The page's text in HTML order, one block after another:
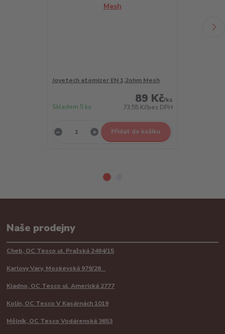
Joyetech atomizer EN 1,2ohm Mesh
89 Kč/ks
73,55 Kčbez DPH
Skladem 5 ks
Přidat do košíku
Naše prodejny
Cheb, OC Tesco ul. Pražská 2494/15
Karlovy Vary, Moskevská 979/26
Kladno, OC Tesco ul. Americká 2777
Kolín, OC Tesco V Kasárnách 1019
Mělník, OC Tesco Vodárenská 3653